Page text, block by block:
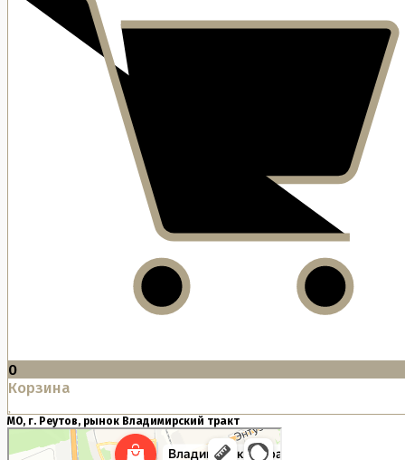
0
Корзина
МО, г. Реутов, рынок Владимирский тракт